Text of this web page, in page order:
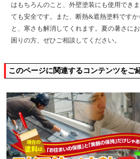
はもちろんのこと、外壁塗装にも使用でき
ても安全です。また、断熱&遮熱塗料です
と、寒さも解消してくれます。夏の暑さに
困りの方、ぜひご相談してください。
このページに関連するコンテンツをご